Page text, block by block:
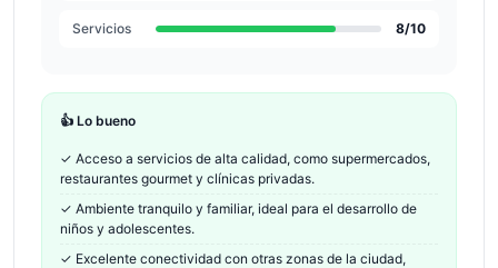
Servicios 8/10
👍 Lo bueno
✓ Acceso a servicios de alta calidad, como supermercados,
restaurantes gourmet y clínicas privadas.
✓ Ambiente tranquilo y familiar, ideal para el desarrollo de
niños y adolescentes.
✓ Excelente conectividad con otras zonas de la ciudad,